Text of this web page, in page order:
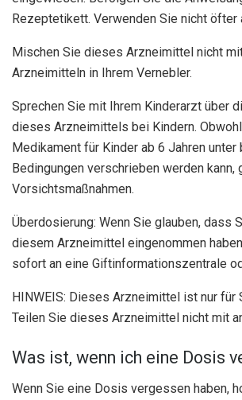
Rezeptetikett. Verwenden Sie nicht öfter
Mischen Sie dieses Arzneimittel nicht
Arzneimitteln in Ihrem Vernebler.
Sprechen Sie mit Ihrem Kinderarzt über
dieses Arzneimittels bei Kindern.
Medikament für Kinder ab 6 Jahren
Bedingungen verschrieben werden kann,
Vorsichtsmaßnahmen.
Überdosierung: Wenn Sie glauben, dass
diesem Arzneimittel eingenommen
sofort an eine Giftinformationszentrale
HINWEIS: Dieses Arzneimittel ist nur für
Teilen Sie dieses Arzneimittel nicht mit
Was ist, wenn ich eine Dosis
Wenn Sie eine Dosis vergessen haben,